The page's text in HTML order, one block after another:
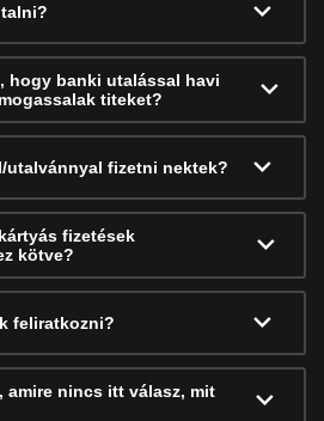
hogy banki utalással havi
titeket?
utalvánnyal fizetni nektek?
fizetések
kötve?
feliratkozni?
amire nincs itt válasz, mit